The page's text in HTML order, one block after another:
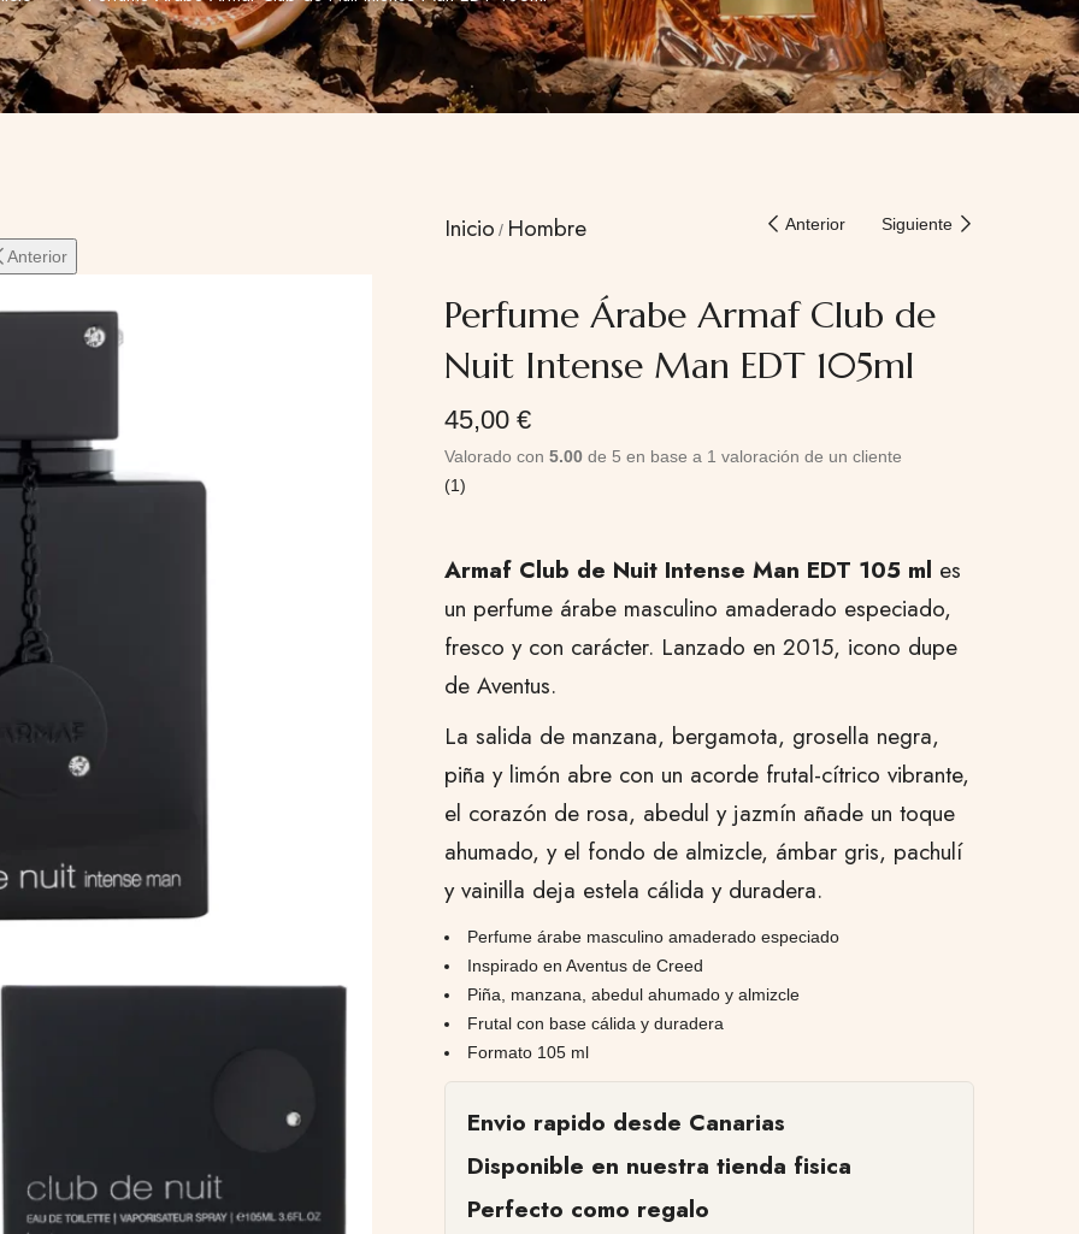
Anterior
Inicio Hombre Anterior Siguiente
Perfume Árabe Armaf Club de
Nuit Intense Man EDT 105ml
45,00 €
Valorado con 5.00de 5 en base a 1 valoración de un cliente
(1)
Armaf Club de Nuit Intense Man EDT 105 ml es
un perfume árabe masculino amaderado especiado,
fresco y con carácter. Lanzado en 2015, icono dupe
de Aventus.
La salida de manzana, bergamota, grosella negra,
piña y limón abre con un acorde frutal-cítrico vibrante,
el corazón de rosa, abedul y jazmín añade un toque
ahumado, y el fondo de almizcle, ámbar gris, pachulí
y vainilla deja estela cálida y duradera.
Perfume árabe masculino amaderado especiado
Inspirado en Aventus de Creed
Piña, manzana, abedul ahumado y almizcle
Frutal con base cálida y duradera
Formato 105 ml
Envio rapido desde Canarias
Disponible en nuestra tienda fisica
Perfecto como regalo